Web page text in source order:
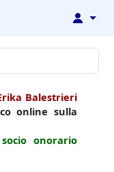
↓
Balestrieri
online sulla
onorario